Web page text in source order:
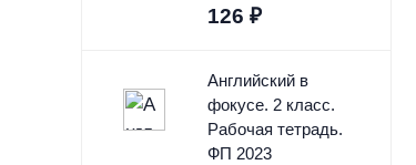
126 ₽
Английский в
фокусе. 2 класс.
Рабочая тетрадь.
ФП 2023